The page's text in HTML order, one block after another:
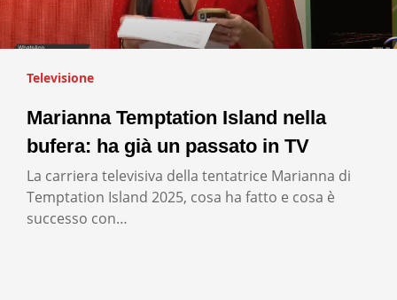
Televisione
Marianna Temptation Island nella
bufera: ha già un passato in TV
La carriera televisiva della tentatrice Marianna di
Temptation Island 2025, cosa ha fatto e cosa è
successo con…